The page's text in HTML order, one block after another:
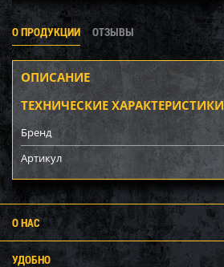
О ПРОДУКЦИИ ОТЗЫВЫ
ОПИСАНИЕ
ТЕХНИЧЕСКИЕ ХАРАКТЕРИСТИКИ
Бренд
Артикул
О НАС
УДОБНО